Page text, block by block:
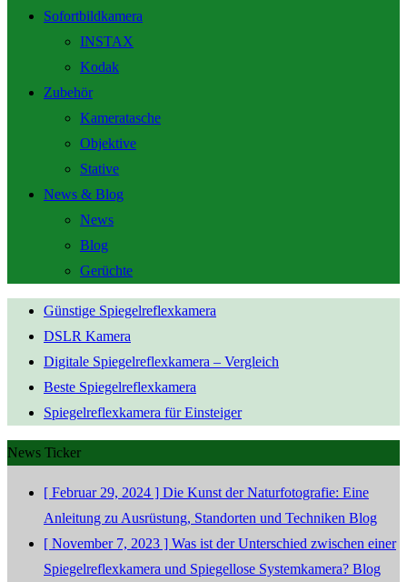
Sofortbildkamera
INSTAX
Kodak
Zubehör
Kameratasche
Objektive
Stative
News & Blog
News
Blog
Gerüchte
Günstige Spiegelreflexkamera
DSLR Kamera
Digitale Spiegelreflexkamera – Vergleich
Beste Spiegelreflexkamera
Spiegelreflexkamera für Einsteiger
News Ticker
[ Februar 29, 2024 ] Die Kunst der Naturfotografie: Eine
Anleitung zu Ausrüstung, Standorten und Techniken Blog
[ November 7, 2023 ] Was ist der Unterschied zwischen einer
Spiegelreflexkamera und Spiegellose Systemkamera? Blog